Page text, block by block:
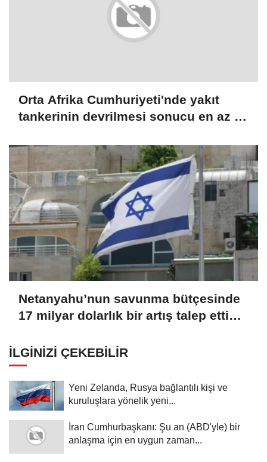
Orta Afrika Cumhuriyeti'nde yakıt
tankerinin devrilmesi sonucu en az 20
Netanyahu’nun savunma bütçesinde
17 milyar dolarlık bir artış talep ettiği
İLGINIZI ÇEKEBILIR
Yeni Zelanda, Rusya bağlantılı kişi ve
kuruluşlara yönelik yeni...
İran Cumhurbaşkanı: Şu an (ABD'yle) bir
anlaşma için en uygun zaman...